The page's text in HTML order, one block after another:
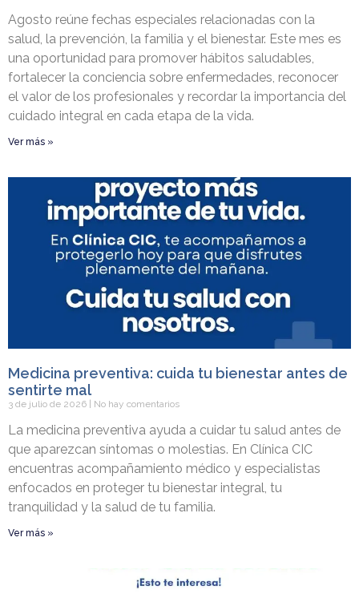
Agosto reúne fechas especiales relacionadas con la
salud, la prevención, la familia y el bienestar. Este mes es
una oportunidad para promover hábitos saludables,
fortalecer la conciencia sobre enfermedades, reconocer
el valor de los profesionales y recordar la importancia del
cuidado integral en cada etapa de la vida.
Ver más »
Medicina preventiva: cuida tu bienestar antes de
sentirte mal
3 de julio de 2026 No hay comentarios
La medicina preventiva ayuda a cuidar tu salud antes de
que aparezcan síntomas o molestias. En Clínica CIC
encuentras acompañamiento médico y especialistas
enfocados en proteger tu bienestar integral, tu
tranquilidad y la salud de tu familia.
Ver más »